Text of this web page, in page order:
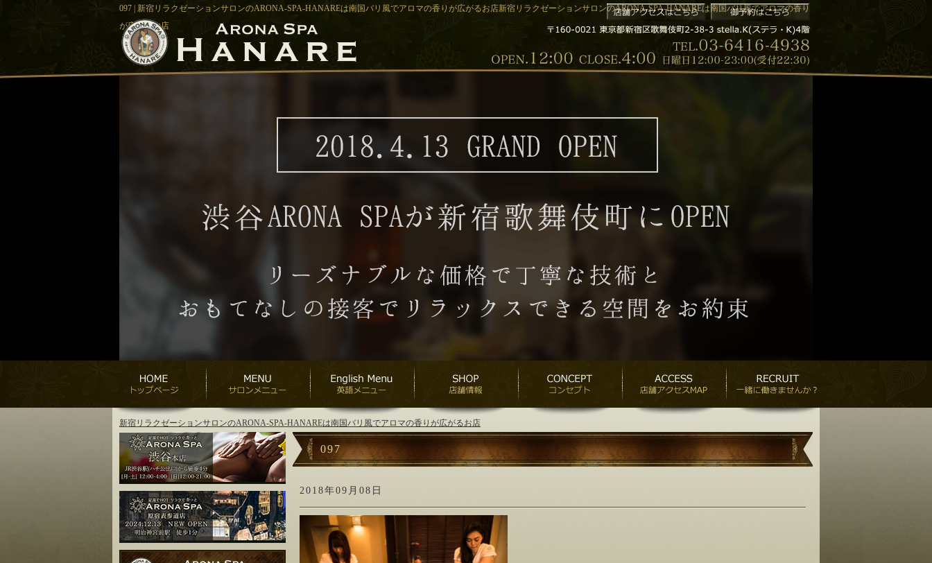
097 | 新宿リラクゼーションサロンのARONA-SPA-HANAREは南国バリ風でアロマの香りが広がるお店新宿リラクゼーションサロンのARONA-SPA-HANAREは南国バリ風でアロマの香り
が広がるお店
新宿リラクゼーションサロンのARONA-SPA-HANAREは南国バリ風でアロマの香りが広がるお店
097
2018年09月08日